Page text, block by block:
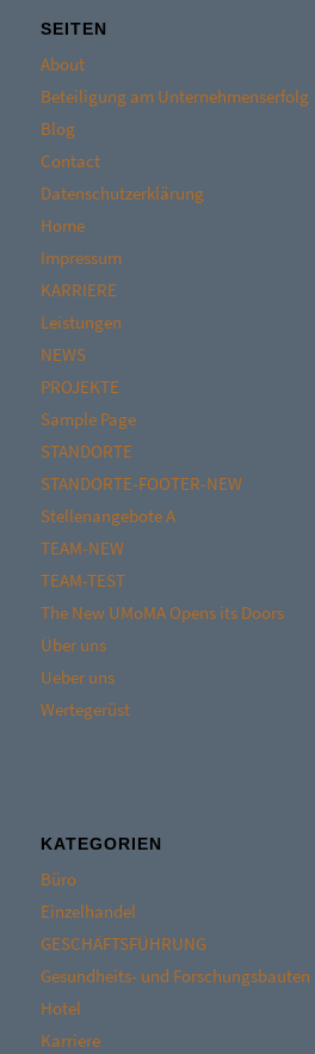
SEITEN
About
Beteiligung am Unternehmenserfolg
Blog
Contact
Datenschutzerklärung
Home
Impressum
KARRIERE
Leistungen
NEWS
PROJEKTE
Sample Page
STANDORTE
STANDORTE-FOOTER-NEW
Stellenangebote A
TEAM-NEW
TEAM-TEST
The New UMoMA Opens its Doors
Über uns
Ueber uns
Wertegerüst
KATEGORIEN
Büro
Einzelhandel
GESCHÄFTSFÜHRUNG
Gesundheits- und Forschungsbauten
Hotel
Karriere